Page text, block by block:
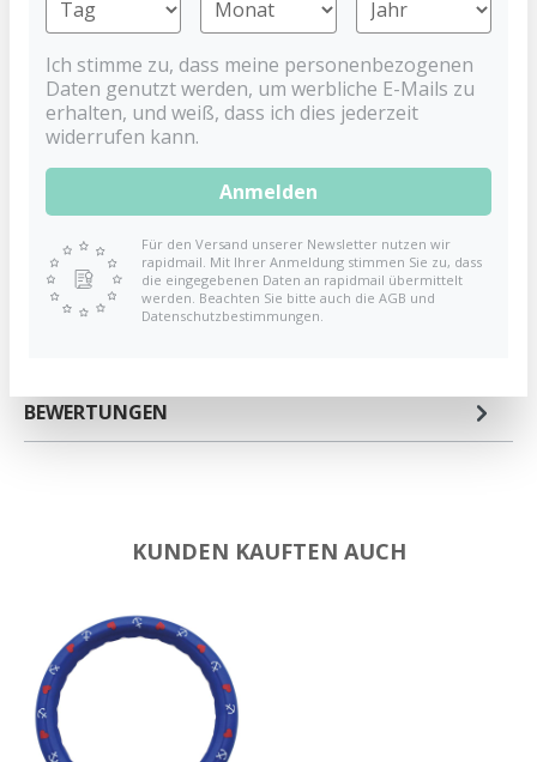
Baby-Nova Stabgreifling
Der Stabgreifling knistert und quietscht wenn man
ihn drückt und lädt so kleine Kinder zum Spielen ein.
regen die Sinne des Kindes an und fördert so die
Entwicklung.
Dieser Artikel entspricht der EN 71. *laut EU
Verordnung
BEWERTUNGEN
KUNDEN KAUFTEN AUCH
Ich stimme zu, dass meine personenbezogenen
Daten genutzt werden, um werbliche E-Mails zu
erhalten, und weiß, dass ich dies jederzeit
widerrufen kann.
Anmelden
Für den Versand unserer Newsletter nutzen wir
rapidmail. Mit Ihrer Anmeldung stimmen Sie zu, dass
die eingegebenen Daten an rapidmail übermittelt
werden. Beachten Sie bitte auch die AGB und
Datenschutzbestimmungen.